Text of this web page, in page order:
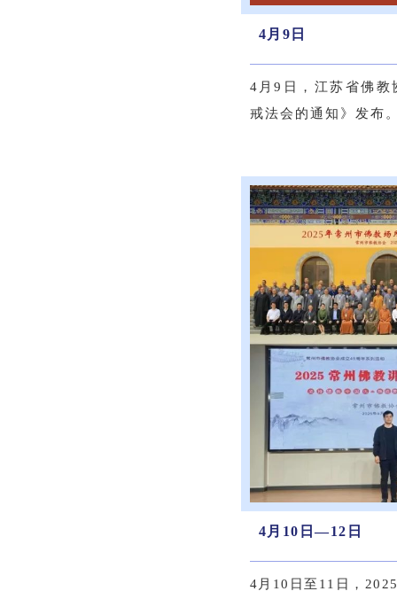
4月9日
4月9日，江苏省佛教
戒法会的通知》发布
4月10日—12日
4月10日至11日，